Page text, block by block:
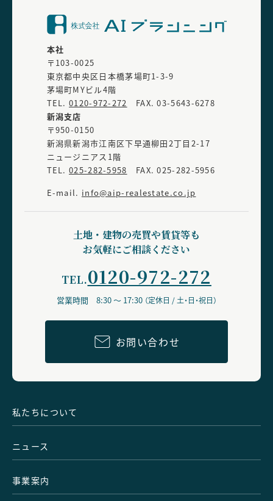
本社
〒103-0025
東京都中央区日本橋茅場町1-3-9
茅場町MYビル4階
TEL. 0120-972-272 FAX. 03-5643-6278
新潟支店
〒950-0150
新潟県新潟市江南区下早通柳田2丁目2-17
ニュージニアス1階
TEL. 025-282-5958 FAX. 025-282-5956
E-mail. info@aip-realestate.co.jp
土地・建物の売買や賃貸等も
お気軽にご相談ください
TEL.0120-972-272
営業時間 8:30 ～ 17:30 （定休日 / 土・日・祝日）
お問い合わせ
私たちについて
ニュース
事業案内